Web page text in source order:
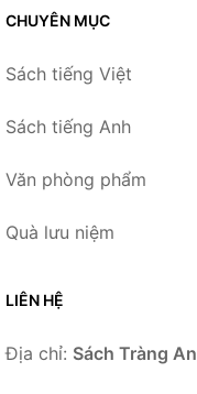
CHUYÊN MỤC
Sách tiếng Việt
Sách tiếng Anh
Văn phòng phẩm
Quà lưu niệm
LIÊN HỆ
Địa chỉ: Sách Tràng An